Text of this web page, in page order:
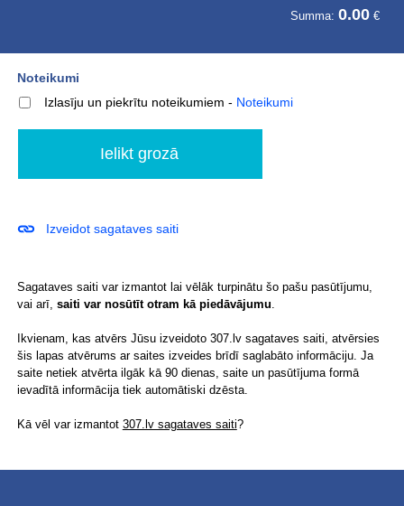
Summa: 0.00€
Noteikumi
Izlasīju un piekrītu noteikumiem - Noteikumi
Izveidot sagataves saiti
Sagataves saiti var izmantot lai vēlāk turpinātu šo pašu pasūtījumu,
vai arī, saiti var nosūtīt otram kā piedāvājumu
Ikvienam, kas atvērs Jūsu izveidoto 307.lv sagataves saiti, atvērsies
šis lapas atvērums ar saites izveides brīdī saglabāto informāciju. Ja
saite netiek atvērta ilgāk kā 90 dienas, saite un pasūtījuma formā
ievadītā informācija tiek automātiski dzēsta.
Kā vēl var izmantot 307.lv sagataves saiti?